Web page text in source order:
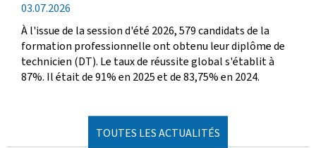
date
de
publication
03.07.2026
À l'issue de la session d'été 2026, 579 candidats de la
formation professionnelle ont obtenu leur diplôme de
technicien (DT). Le taux de réussite global s'établit à
87%. Il était de 91% en 2025 et de 83,75% en 2024.
TOUTES LES ACTUALITÉS